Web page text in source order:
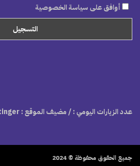
أوافق على سياسة الخصوصية
عدد الزيارات اليومي :/ مضيف الموقع : Hostinger
جميع الحقوق محفوظة © 2024